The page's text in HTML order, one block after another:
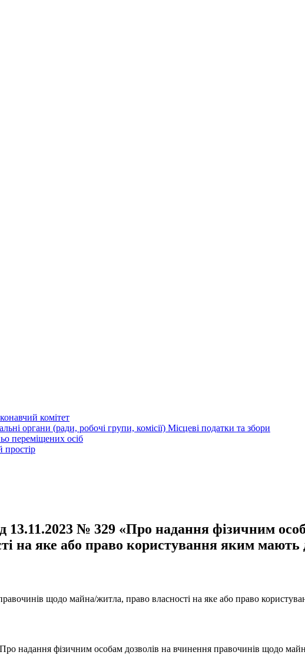
комітет
органи (ради, робочі групи, комісії) Місцеві податки та збори
переміщених осіб
простір
13.11.2023 № 329 «Про надання фізичним
на яке або право користування яким мають
щодо майна/житла, право власності на яке або право
надання фізичним особам дозволів на вчинення правочинів щодо